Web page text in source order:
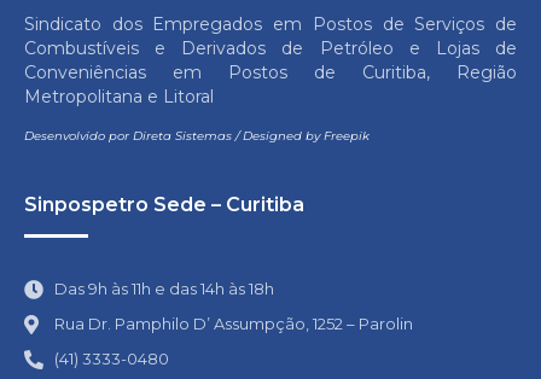
Sindicato dos Empregados em Postos de Serviços de
Combustíveis e Derivados de Petróleo e Lojas de
Conveniências em Postos de Curitiba, Região
Metropolitana e Litoral
Desenvolvido por Direta Sistemas/Designed by Freepik
Sinpospetro Sede – Curitiba
Das 9h às 11h e das 14h às 18h
Rua Dr. Pamphilo D’ Assumpção, 1252 – Parolin
(41) 3333-0480